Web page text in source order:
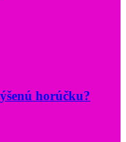
horúčku?